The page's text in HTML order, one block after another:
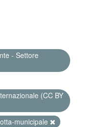
- Settore
(CC BY
municipale